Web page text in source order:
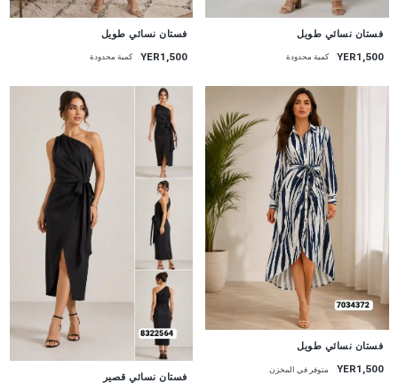
فستان نسائي طويل
YER1,500 كمية محدودة
فستان نسائي طويل
YER1,500 كمية محدودة
فستان نسائي طويل
YER1,500 متوفر في المخزن
فستان نسائي قصير